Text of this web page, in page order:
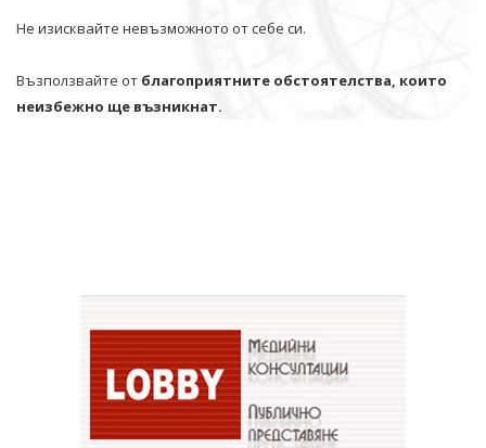
Не изисквайте невъзможното от себе си.
Възползвайте от благоприятните обстоятелства, които
неизбежно ще възникнат.